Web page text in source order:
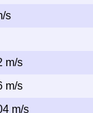
s
m/s
m/s
m/s